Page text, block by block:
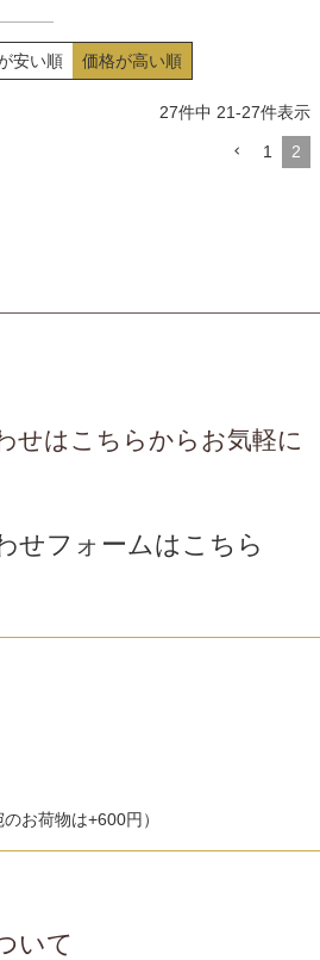
さ。
安い順 価格が高い順
27件中 21-27件表示
1 2
せはこちらからお気軽に
せフォームはこちら
お荷物は+600円）
いて